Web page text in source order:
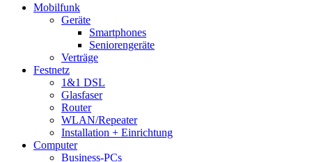
Mobilfunk
Geräte
Smartphones
Seniorengeräte
Verträge
Festnetz
1&1 DSL
Glasfaser
Router
WLAN/Repeater
Installation + Einrichtung
Computer
Business-PCs